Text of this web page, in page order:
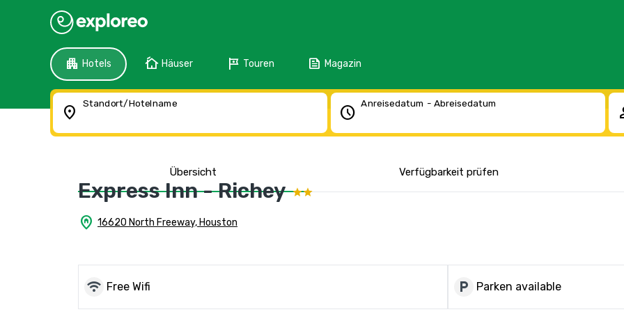
apartment Hotels cottage Häuser tour Touren feed Magazin
location_on Standort/Hotelname schedule Anreisedatum - Abreisedatum
Übersicht Verfügbarkeit prüfen
Express Inn - Richey
home_pin 16620 North Freeway, Houston
wifi Free Wifi local_parking Parken available